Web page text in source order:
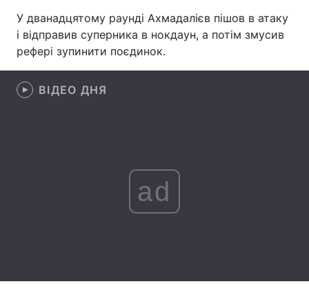
Здоров'я Туризм
Цікавинки Погода
Екологія
Думки
Вакансії
У дванадцятому раунді Ахмадалієв пішов в атаку
і відправив суперника в нокдаун, а потім змусив
рефері зупинити поєдинок.
ВІДЕО ДНЯ
ad